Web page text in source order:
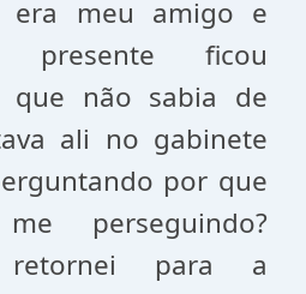
era meu amigo e
presente ficou
que não sabia de
ali no gabinete
por que
perseguindo?
para a